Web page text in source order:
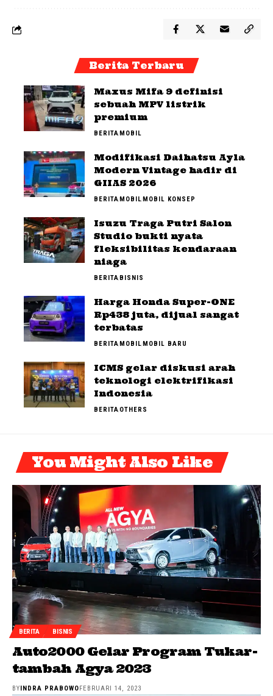
Berita Terbaru
Maxus Mifa 9 definisi
sebuah MPV listrik
premium
BERITAMOBIL
Modifikasi Daihatsu Ayla
Modern Vintage hadir di
GIIAS 2026
BERITAMOBILMOBIL KONSEP
Isuzu Traga Putri Salon
Studio bukti nyata
fleksibilitas kendaraan
niaga
BERITABISNIS
Harga Honda Super-ONE
Rp438 juta, dijual sangat
terbatas
BERITAMOBILMOBIL BARU
ICMS gelar diskusi arah
teknologi elektrifikasi
Indonesia
BERITAOTHERS
You Might Also Like
BERITA BISNIS
Auto2000 Gelar Program Tukar-
tambah Agya 2023
BY INDRA PRABOWO FEBRUARI 14, 2023